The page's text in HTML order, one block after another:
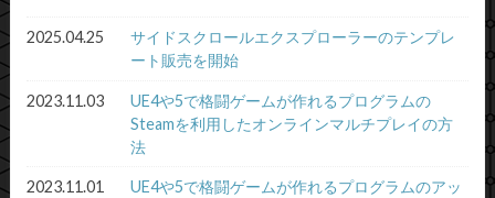
2025.04.25
サイドスクロールエクスプローラーのテンプレ
ート販売を開始
2023.11.03
UE4や5で格闘ゲームが作れるプログラムの
Steamを利用したオンラインマルチプレイの方
法
2023.11.01
UE4や5で格闘ゲームが作れるプログラムのアッ